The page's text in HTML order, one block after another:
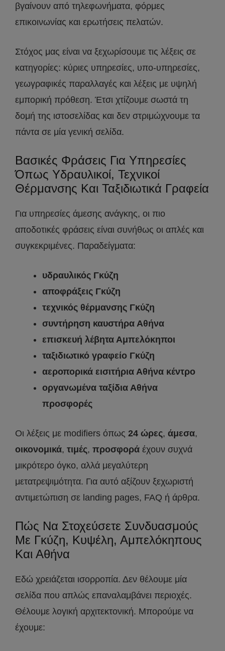
βγαίνουν από τηλεφωνήματα, φόρμες
επικοινωνίας και ερωτήσεις πελατών.
Στόχος μας είναι να ξεχωρίσουμε τις λέξεις σε
κατηγορίες: κύριες υπηρεσίες, υπο-υπηρεσίες,
γεωγραφικές παραλλαγές και λέξεις με υψηλή
εμπορική πρόθεση. Έτσι χτίζουμε σωστά τη
δομή της ιστοσελίδας και δεν στριμώχνουμε τα
πάντα σε μία γενική σελίδα.
Βασικές Φράσεις Για Υπηρεσίες
Όπως Υδραυλικοί, Τεχνικοί
Θέρμανσης Και Ταξιδιωτικά Γραφεία
Για υπηρεσίες άμεσης ανάγκης, οι πιο
αποδοτικές φράσεις είναι συνήθως οι απλές και
συγκεκριμένες. Παραδείγματα:
υδραυλικός Γκύζη
αποφράξεις Γκύζη
τεχνικός θέρμανσης Γκύζη
συντήρηση καυστήρα Αθήνα
επισκευή λέβητα Αμπελόκηποι
ταξιδιωτικό γραφείο Γκύζη
αεροπορικά εισιτήρια Αθήνα κέντρο
οργανωμένα ταξίδια Αθήνα
προσφορές
Οι λέξεις με modifiers όπως 24 ώρες, άμεσα,
οικονομικά, τιμές, προσφορά έχουν συχνά
μικρότερο όγκο, αλλά μεγαλύτερη
μετατρεψιμότητα. Για αυτό αξίζουν ξεχωριστή
αντιμετώπιση σε landing pages, FAQ ή άρθρα.
Πώς Να Στοχεύσετε Συνδυασμούς
Με Γκύζη, Κυψέλη, Αμπελόκηπους
Και Αθήνα
Εδώ χρειάζεται ισορροπία. Δεν θέλουμε μία
σελίδα που απλώς επαναλαμβάνει περιοχές.
Θέλουμε λογική αρχιτεκτονική. Μπορούμε να
έχουμε: